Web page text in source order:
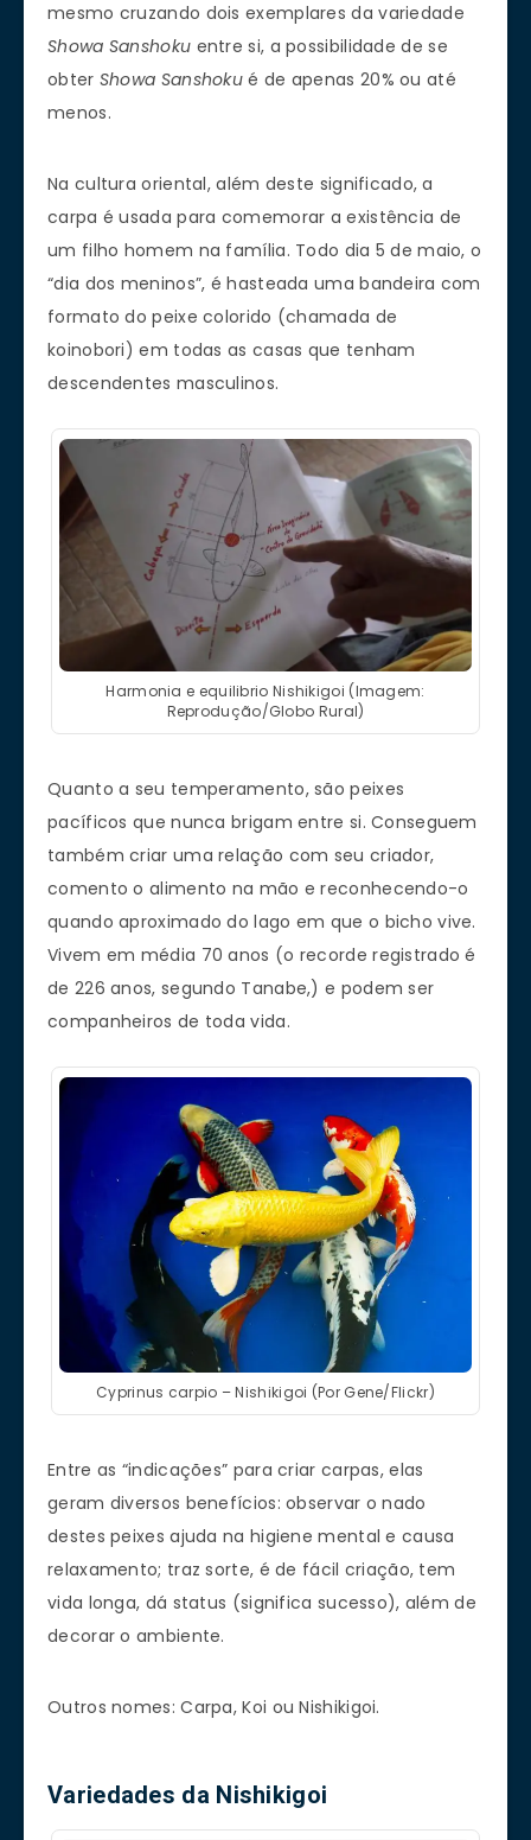
mesmo cruzando dois exemplares da variedade
Showa Sanshoku entre si, a possibilidade de se
obter Showa Sanshoku é de apenas 20% ou até
menos.
Na cultura oriental, além deste significado, a
carpa é usada para comemorar a existência de
um filho homem na família. Todo dia 5 de maio, o
“dia dos meninos”, é hasteada uma bandeira com
formato do peixe colorido (chamada de
koinobori) em todas as casas que tenham
descendentes masculinos.
Harmonia e equilibrio Nishikigoi (Imagem:
Reprodução/Globo Rural)
Quanto a seu temperamento, são peixes
pacíficos que nunca brigam entre si. Conseguem
também criar uma relação com seu criador,
comento o alimento na mão e reconhecendo-o
quando aproximado do lago em que o bicho vive.
Vivem em média 70 anos (o recorde registrado é
de 226 anos, segundo Tanabe,) e podem ser
companheiros de toda vida.
Cyprinus carpio – Nishikigoi (Por Gene/Flickr)
Entre as “indicações” para criar carpas, elas
geram diversos benefícios: observar o nado
destes peixes ajuda na higiene mental e causa
relaxamento; traz sorte, é de fácil criação, tem
vida longa, dá status (significa sucesso), além de
decorar o ambiente.
Outros nomes: Carpa, Koi ou Nishikigoi.
Variedades da Nishikigoi